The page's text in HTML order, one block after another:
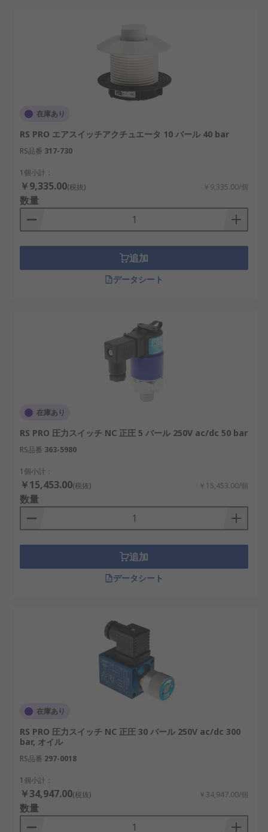
在庫あり
RS PRO エアスイッチアクチュエータ 10 バール 40 bar
RS品番 317-730
1個小計：
￥9,335.00(税抜) ￥9,335.00/個
数量
追加
データシート
在庫あり
RS PRO 圧力スイッチ NC 正圧 5 バール 250V ac/dc 50 bar
RS品番 363-5980
1個小計：
￥15,453.00(税抜) ￥15,453.00/個
数量
追加
データシート
在庫あり
RS PRO 圧力スイッチ NC 正圧 30 バール 250V ac/dc 300
bar, オイル
RS品番 297-0018
1個小計：
￥34,947.00(税抜) ￥34,947.00/個
数量